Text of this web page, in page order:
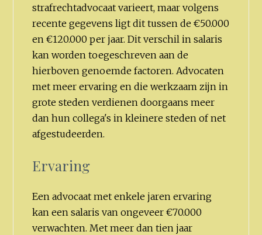
strafrechtadvocaat varieert, maar volgens
recente gegevens ligt dit tussen de €50.000
en €120.000 per jaar. Dit verschil in salaris
kan worden toegeschreven aan de
hierboven genoemde factoren. Advocaten
met meer ervaring en die werkzaam zijn in
grote steden verdienen doorgaans meer
dan hun collega's in kleinere steden of net
afgestudeerden.
Ervaring
Een advocaat met enkele jaren ervaring
kan een salaris van ongeveer €70.000
verwachten. Met meer dan tien jaar